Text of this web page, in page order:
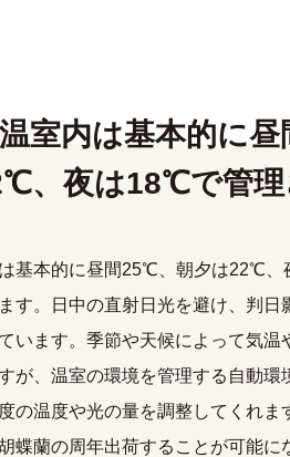
室内は基本的に
、夜は18℃で管理
基本的に昼間25℃、朝夕は22℃
す。日中の直射日光を避け、判日
います。季節や天候によって気温
が、温室の環境を管理する自動環
の温度や光の量を調整してくれま
蝶蘭の周年出荷することが可能に